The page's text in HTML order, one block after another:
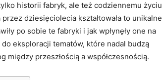
historii fabryk, ale też codziennemu życiu
dziesięciolecia kształtowała to unikalne
po sobie te fabryki i jak wpłynęły one na
eksploracji tematów, które nadal budzą
przeszłością a współczesnością.